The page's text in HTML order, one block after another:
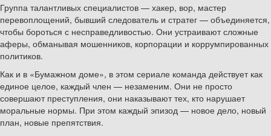
Группа талантливых специалистов — хакер, вор, мастер
перевоплощений, бывший следователь и стратег — объединяется,
чтобы бороться с несправедливостью. Они устраивают сложные
аферы, обманывая мошенников, корпорации и коррумпированных
политиков.
Как и в «Бумажном доме», в этом сериале команда действует как
единое целое, каждый член — незаменим. Они не просто
совершают преступления, они наказывают тех, кто нарушает
моральные нормы. При этом каждый эпизод — новое дело, новый
план, новые препятствия.